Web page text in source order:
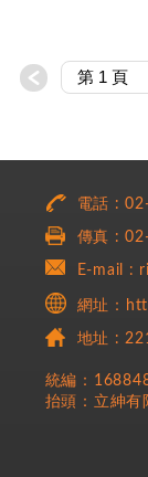
濃度
＜
電話 :
傳真 :
E-mail :
網址：
地址 :
統編：
抬頭：立紳有